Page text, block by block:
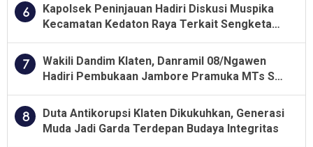
6
Kapolsek Peninjauan Hadiri Diskusi Muspika
Kecamatan Kedaton Raya Terkait Sengketa
7
Wakili Dandim Klaten, Danramil 08/Ngawen
Hadiri Pembukaan Jambore Pramuka MTs Se-
8
Duta Antikorupsi Klaten Dikukuhkan, Generasi
Muda Jadi Garda Terdepan Budaya Integritas